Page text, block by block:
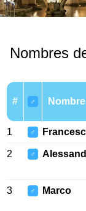
Nombres
# ♂ Nombre
1 ♂
2 ♂
3 ♂ Marco